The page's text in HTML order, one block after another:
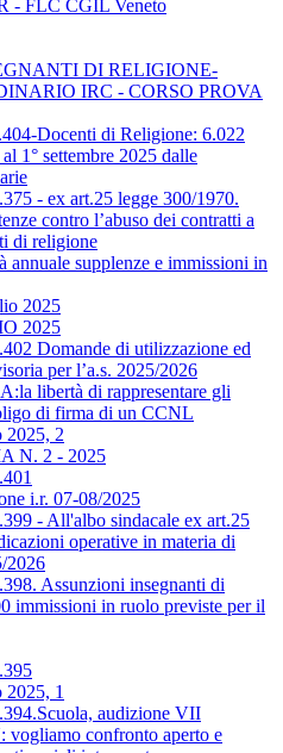
- FLC CGIL Veneto
DI RELIGIONE-
IRC - CORSO PROVA
Docenti di Religione: 6.022
1° settembre 2025 dalle
- ex art.25 legge 300/1970.
contro l’abuso dei contratti a
di religione
supplenze e immissioni in
2025
2025
Domande di utilizzazione ed
per l’a.s. 2025/2026
libertà di rappresentare gli
di firma di un CCNL
2025, 2
N. 2 - 2025
i.r. 07-08/2025
- All'albo sindacale ex art.25
operative in materia di
2026
Assunzioni insegnanti di
immissioni in ruolo previste per il
1
audizione VII
vogliamo confronto aperto e